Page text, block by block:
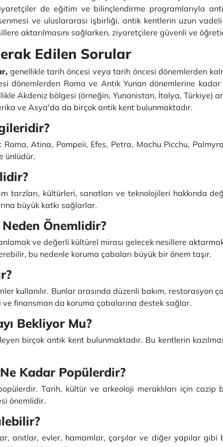
de eğitim ve bilinçlendirme programlarıyla
ve uluslararası işbirliği, antik kentlerin uzun
aktarılmasını sağlarken, ziyaretçilere güvenli ve
Edilen Sorular
genellikle tarih öncesi veya tarih öncesi dönemlerden
dönemlerden Roma ve Antik Yunan dönemlerine
Akdeniz bölgesi (örneğin, Yunanistan, İtalya, Türkiye)
ve Asya'da da birçok antik kent bulunmaktadır.
Roma, Atina, Pompeii, Efes, Petra, Machu Picchu,
ünlüdür.
tarzları, kültürleri, sanatları ve teknolojileri hakkında
büyük katkı sağlarlar.
Önemlidir?
ve değerli kültürel mirası gelecek nesillere
bu nedenle koruma çabaları büyük bir önem taşır.
kullanılır. Bunlar arasında düzenli bakım, restorasyon
finansman da koruma çabalarına destek sağlar.
Bekliyor Mu?
birçok antik kent bulunmaktadır. Bu kentlerin
Kadar Popülerdir?
Tarih, kültür ve arkeoloji meraklıları için
önemlidir.
anıtlar, evler, hamamlar, çarşılar ve diğer yapılar gibi